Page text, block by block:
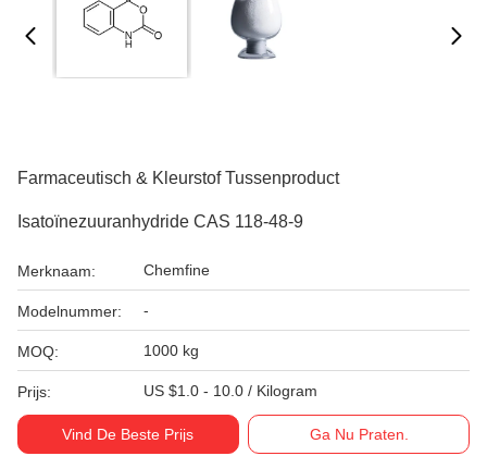
Farmaceutisch & Kleurstof Tussenproduct
Isatoïnezuuranhydride CAS 118-48-9
Merknaam: Chemfine
Modelnummer: -
MOQ: 1000 kg
Prijs: US $1.0 - 10.0 / Kilogram
Vind De Beste Prijs Ga Nu Praten.